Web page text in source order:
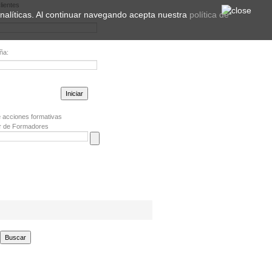
acciones formativas
de Formadores
Al continuar navegando acepta nuestra política de